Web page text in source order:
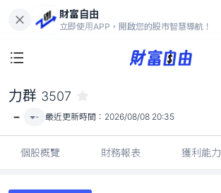
財富自由
立即使用APP，開啟您的股市智慧導航！
-
力群 3507
- - 最近更新時間： 2026/08/08 20:35
個股概覽 財務報表 獲利能力